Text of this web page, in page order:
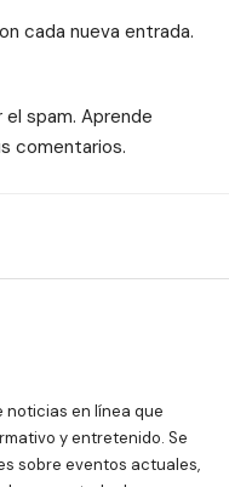
cada nueva entrada.
spam. Aprende
comentarios.
en línea que
y entretenido. Se
sobre eventos actuales,